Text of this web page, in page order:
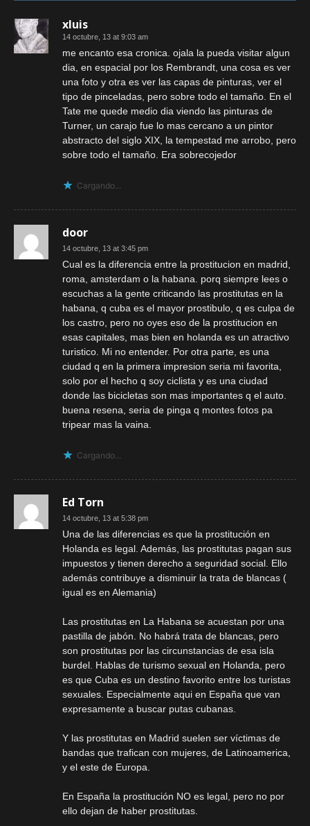
xluis
14 octubre, 13 at 9:03 am
me encanto esa cronica. ojala la pueda visitar algun
dia, en espacial por los Rembrandt, una cosa es ver
una foto y otra es ver las capas de pinturas, ver el
tipo de pinceladas, pero sobre todo el tamaño. En el
Tate me quede medio dia viendo las pinturas de
Turner, un carajo fue lo mas cercano a un pintor
abstracto del siglo XIX, la tempestad me arrobo, pero
sobre todo el tamaño. Era sobrecojedor
Cargando...
door
14 octubre, 13 at 3:45 pm
Cual es la diferencia entre la prostitucion en madrid,
roma, amsterdam o la habana. porq siempre lees o
escuchas a la gente criticando las prostitutas en la
habana, q cuba es el mayor prostibulo, q es culpa de
los castro, pero no oyes eso de la prostitucion en
esas capitales, mas bien en holanda es un atractivo
turistico. Mi no entender. Por otra parte, es una
ciudad q en la primera impresion seria mi favorita,
solo por el hecho q soy ciclista y es una ciudad
donde las bicicletas son mas importantes q el auto.
buena resena, seria de pinga q montes fotos pa
tripear mas la vaina.
Cargando...
Ed Torn
14 octubre, 13 at 5:38 pm
Una de las diferencias es que la prostitución en
Holanda es legal. Además, las prostitutas pagan sus
impuestos y tienen derecho a seguridad social. Ello
además contribuye a disminuir la trata de blancas (
igual es en Alemania)
Las prostitutas en La Habana se acuestan por una
pastilla de jabón. No habrá trata de blancas, pero
son prostitutas por las circunstancias de esa isla
burdel. Hablas de turismo sexual en Holanda, pero
es que Cuba es un destino favorito entre los turistas
sexuales. Especialmente aqui en España que van
expresamente a buscar putas cubanas.
Y las prostitutas en Madrid suelen ser víctimas de
bandas que trafican con mujeres, de Latinoamerica,
y el este de Europa.
En España la prostitución NO es legal, pero no por
ello dejan de haber prostitutas.